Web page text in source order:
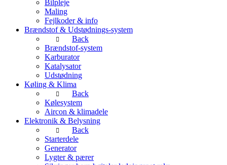
Bilpleje
Maling
Fejlkoder & info
Brændstof & Udstødnings-system
Back
Brændstof-system
Karburator
Katalysator
Udstødning
Køling & Klima
Back
Kølesystem
Aircon & klimadele
Elektronik & Belysning
Back
Starterdele
Generator
Lygter & pærer